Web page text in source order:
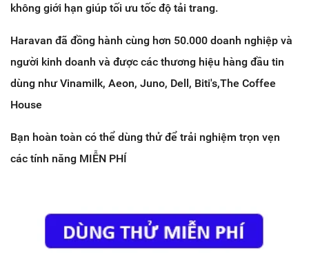
không giới hạn giúp tối ưu tốc độ tải trang.
Haravan đã đồng hành cùng hơn 50.000 doanh nghiệp và
người kinh doanh và được các thương hiệu hàng đầu tin
dùng như Vinamilk, Aeon, Juno, Dell, Biti's,The Coffee
House
Bạn hoàn toàn có thể dùng thử để trải nghiệm trọn vẹn
các tính năng MIỄN PHÍ